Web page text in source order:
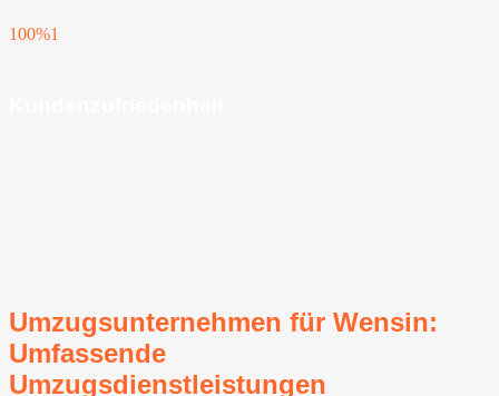
100%1
Umzugsunternehmen für Wensin:
Umfassende
Umzugsdienstleistungen